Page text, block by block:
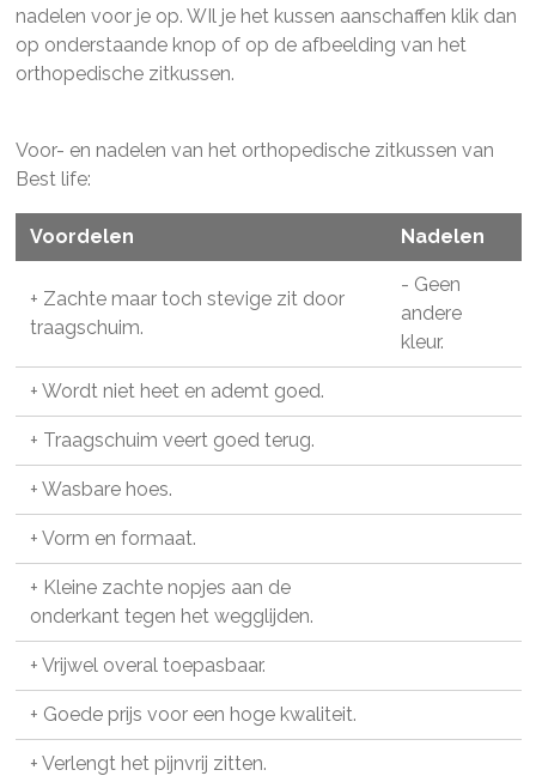
nadelen voor je op. WIl je het kussen aanschaffen klik dan
op onderstaande knop of op de afbeelding van het
orthopedische zitkussen.
Voor- en nadelen van het orthopedische zitkussen van
Best life:
Voordelen Nadelen
+ Zachte maar toch stevige zit door
traagschuim.
- Geen
andere
kleur.
+ Wordt niet heet en ademt goed.
+ Traagschuim veert goed terug.
+ Wasbare hoes.
+ Vorm en formaat.
+ Kleine zachte nopjes aan de
onderkant tegen het wegglijden.
+ Vrijwel overal toepasbaar.
+ Goede prijs voor een hoge kwaliteit.
+ Verlengt het pijnvrij zitten.